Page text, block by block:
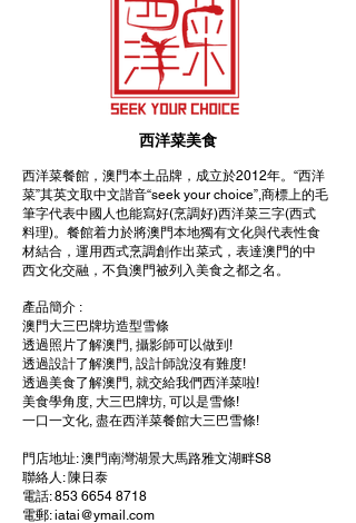
西洋菜美食
西洋菜餐館，澳門本土品牌，成立於2012年。“西洋
菜”其英文取中文諧音“seek your choice”,商標上的毛
筆字代表中國人也能寫好(烹調好)西洋菜三字(西式
料理)。餐館着力於將澳門本地獨有文化與代表性食
材結合，運用西式烹調創作出菜式，表達澳門的中
西文化交融，不負澳門被列入美食之都之名。
產品簡介 :
澳門大三巴牌坊造型雪條
透過照片了解澳門, 攝影師可以做到!
透過設計了解澳門, 設計師說沒有難度!
透過美食了解澳門, 就交給我們西洋菜啦!
美食學角度, 大三巴牌坊, 可以是雪條!
一口一文化, 盡在西洋菜餐館大三巴雪條!
門店地址: 澳門南灣湖景大馬路雅文湖畔S8
聯絡人: 陳日泰
電話: 853 6654 8718
電郵: iatai@ymail.com